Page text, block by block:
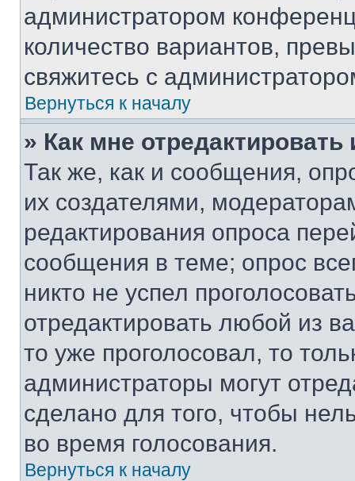
администратором
количество вариантов,
свяжитесь с
Вернуться к началу
» Как мне
Так же, как и сообщения,
их создателями,
редактирования опроса
сообщения в теме; опрос
никто не успел
отредактировать любой из
то уже проголосовал, то
администраторы могут
сделано для того, чтобы
во время голосования.
Вернуться к началу